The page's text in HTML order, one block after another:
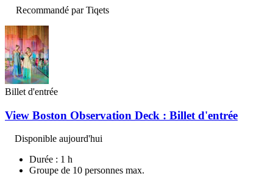
Recommandé par Tiqets
Billet d'entrée
View Boston Observation Deck : Billet d'entrée
Disponible aujourd'hui
Durée : 1 h
Groupe de 10 personnes max.